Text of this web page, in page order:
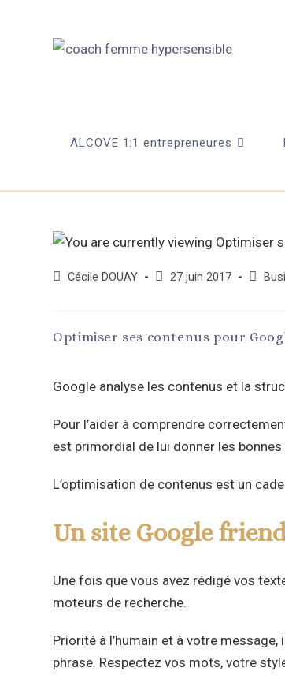
ALCOVE 1:1 entrepreneures
Cécile DOUAY 27 juin 2017
Optimiser ses contenus pour
Google analyse les contenus et la
Pour l’aider à comprendre
est primordial de lui donner les
L’optimisation de contenus est un
Un site Google
Une fois que vous avez rédigé vos
moteurs de recherche.
Priorité à l’humain et à votre
phrase. Respectez vos mots, votre